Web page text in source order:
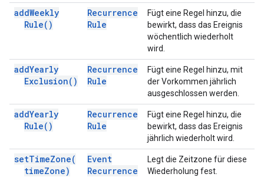
addWeekly
Rule( )
Recurrence
Rule
Fügt eine Regel hinzu, die
bewirkt, dass das Ereignis
wöchentlich wiederholt
wird.
addYearly
Exclusion( )
Recurrence
Rule
Fügt eine Regel hinzu, mit
der Vorkommen jährlich
ausgeschlossen werden.
addYearly
Rule( )
Recurrence
Rule
Fügt eine Regel hinzu, die
bewirkt, dass das Ereignis
jährlich wiederholt wird.
setTimeZone(
timeZone)
Event
Recurrence
Legt die Zeitzone für diese
Wiederholung fest.